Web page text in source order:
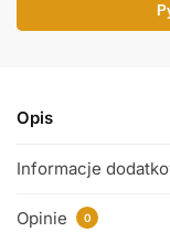
Opis
Informacje
Opinie 0